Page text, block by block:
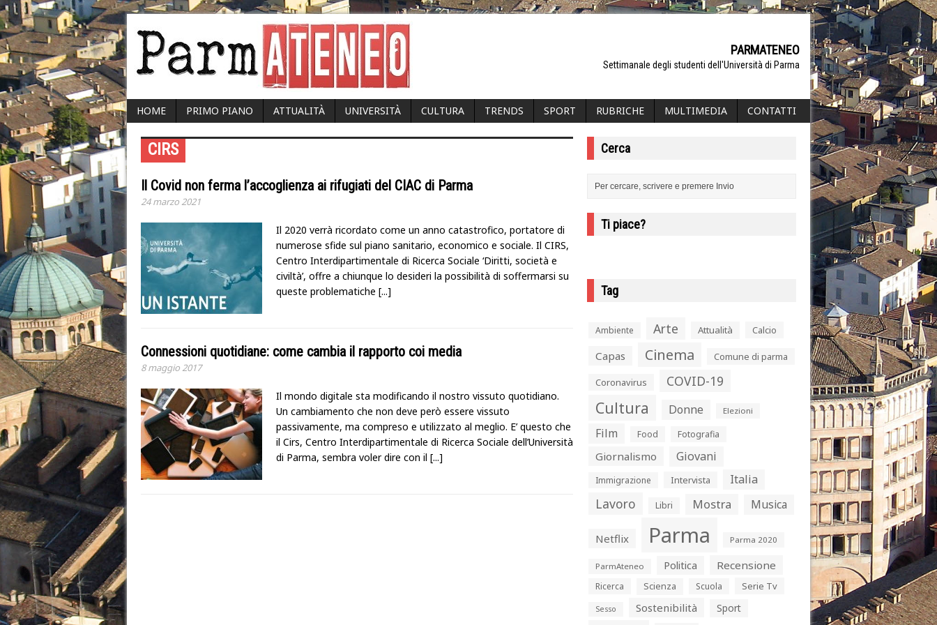
PARMATENEO
Settimanale degli studenti dell'Università di Parma
HOME PRIMO PIANO ATTUALITÀ UNIVERSITÀ CULTURA TRENDS SPORT RUBRICHE MULTIMEDIA CONTATTI
CIRS
Il Covid non ferma l’accoglienza ai rifugiati del CIAC di Parma
24 marzo 2021
Il 2020 verrà ricordato come un anno catastrofico, portatore di
numerose sfide sul piano sanitario, economico e sociale. Il CIRS,
Centro Interdipartimentale di Ricerca Sociale ‘Diritti, società e
civiltà’, offre a chiunque lo desideri la possibilità di soffermarsi su
queste problematiche [...]
Connessioni quotidiane: come cambia il rapporto coi media
8 maggio 2017
Il mondo digitale sta modificando il nostro vissuto quotidiano.
Un cambiamento che non deve però essere vissuto
passivamente, ma compreso e utilizzato al meglio. E’ questo che
il Cirs, Centro Interdipartimentale di Ricerca Sociale dell’Università
di Parma, sembra voler dire con il [...]
Cerca
Ti piace?
Tag
Ambiente Arte Attualità Calcio
Capas Cinema Comune di parma
Coronavirus COVID-19
Cultura Donne Elezioni
Film Food Fotografia
Giornalismo Giovani
Immigrazione Intervista Italia
Lavoro Libri Mostra Musica
Netflix Parma Parma 2020
ParmAteneo Politica Recensione
Ricerca Scienza Scuola Serie Tv
Sesso Sostenibilità Sport